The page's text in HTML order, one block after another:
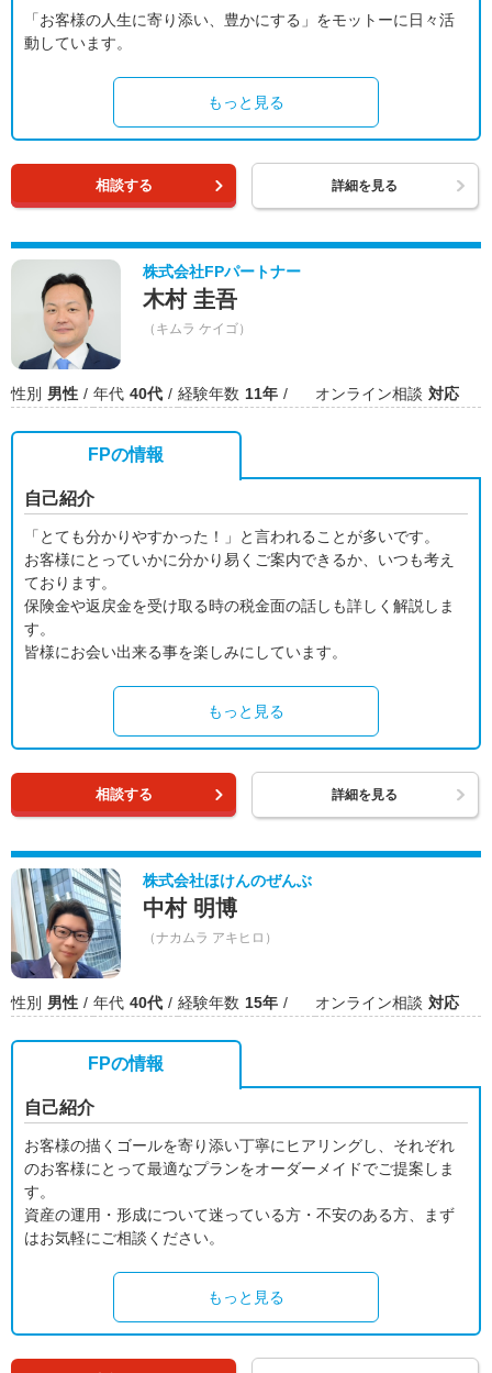
「お客様の人生に寄り添い、豊かにする」をモットーに日々活
動しています。
もっと見る
相談する 詳細を見る
株式会社FPパートナー
木村 圭吾
（キムラ ケイゴ）
性別 男性 年代 40代 経験年数 11年 オンライン相談 対応
FPの情報
自己紹介
「とても分かりやすかった！」と言われることが多いです。
お客様にとっていかに分かり易くご案内できるか、いつも考え
ております。
保険金や返戻金を受け取る時の税金面の話しも詳しく解説しま
す。
皆様にお会い出来る事を楽しみにしています。
もっと見る
相談する 詳細を見る
株式会社ほけんのぜんぶ
中村 明博
（ナカムラ アキヒロ）
性別 男性 年代 40代 経験年数 15年 オンライン相談 対応
FPの情報
自己紹介
お客様の描くゴールを寄り添い丁寧にヒアリングし、それぞれ
のお客様にとって最適なプランをオーダーメイドでご提案しま
す。
資産の運用・形成について迷っている方・不安のある方、まず
はお気軽にご相談ください。
もっと見る